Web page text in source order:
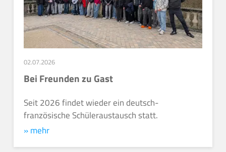
02.07.2026
Bei Freunden zu Gast
Seit 2026 findet wieder ein deutsch-
französische Schüleraustausch statt.
» mehr